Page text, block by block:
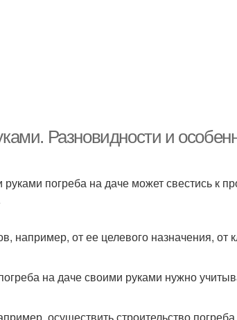
Разновидности и
погреба на даче может свестись к
например, от ее целевого назначения, от
на даче своими руками нужно